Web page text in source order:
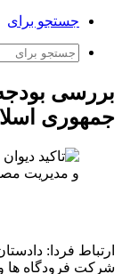
جستجو برای
بررسی
جمهوری
ارتباط فردا:
شرکت فرودگاه ها و